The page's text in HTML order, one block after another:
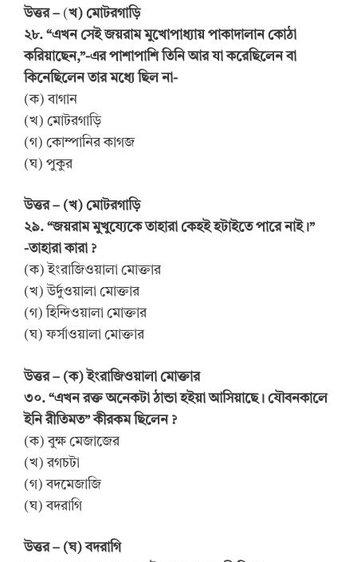
উত্তর – (খ) মোটরগাড়ি
২৮. “এখন সেই জয়রাম মুখোপাধ্যায় পাকাদালান কোঠা
করিয়াছেন,”-এর পাশাপাশি তিনি আর যা করেছিলেন বা
কিনেছিলেন তার মধ্যে ছিল না-
(ক) বাগান
(খ) মোটরগাড়ি
(গ) কোম্পানির কাগজ
(ঘ) পুকুর
উত্তর – (খ) মোটরগাড়ি
২৯. “জয়রাম মুখুয্যেকে তাহারা কেহই হটাইতে পারে নাই।”
-তাহারা কারা ?
(ক) ইংরাজিওয়ালা মোক্তার
(খ) উর্দুওয়ালা মোক্তার
(গ) হিন্দিওয়ালা মোক্তার
(ঘ) ফর্সাওয়ালা মোক্তার
উত্তর – (ক) ইংরাজিওয়ালা মোক্তার
৩০. “এখন রক্ত অনেকটা ঠান্ডা হইয়া আসিয়াছে। যৌবনকালে
ইনি রীতিমত” কীরকম ছিলেন ?
(ক) বুক্ষ মেজাজের
(খ) রগচটা
(গ) বদমেজাজি
(ঘ) বদরাগি
উত্তর – (ঘ) বদরাগি